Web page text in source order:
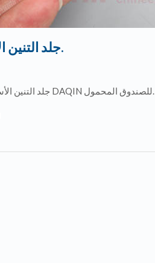
جلد التنين الأسود لأي طراز الهاتف المحمول.
جلد التنين الأسود لأي طراز الهاتف المحمول. مصنوعة من آلة DAQIN للصندوق المحمول.